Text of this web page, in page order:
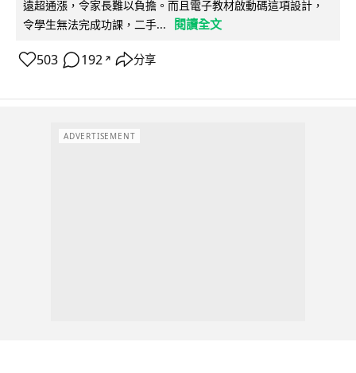
遠超通漲，令家長難以負擔。而且電子教材啟動碼這項設計，
令學生無法完成功課，二手...
閱讀全文
503 192 ↗ 分享
ADVERTISEMENT